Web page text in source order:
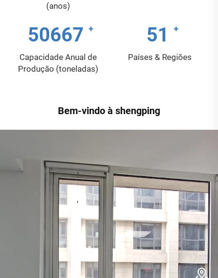
(anos)
69333
Capacidade Anual de
Produção (toneladas)
68
Países & Regiões
Bem-vindo à shengping